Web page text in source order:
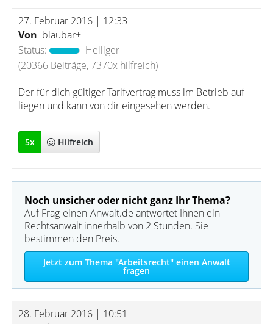
27. Februar 2016 | 12:33
Von blaubär+
Status:
Heiliger
(20366 Beiträge, 7370x hilfreich)
Der für dich gültiger Tarifvertrag muss im Betrieb auf
liegen und kann von dir eingesehen werden.
5x Hilfreich
Noch unsicher oder nicht ganz Ihr Thema?
Auf Frag-einen-Anwalt.de antwortet Ihnen ein
Rechtsanwalt innerhalb von 2 Stunden. Sie
bestimmen den Preis.
Jetzt zum Thema "Arbeitsrecht" einen Anwalt
fragen
28. Februar 2016 | 10:51